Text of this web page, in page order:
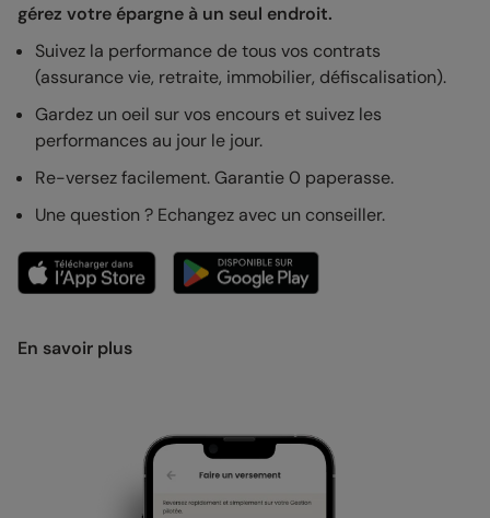
gérez votre épargne à un seul endroit.
Suivez la performance de tous vos contrats
(assurance vie, retraite, immobilier, défiscalisation).
Gardez un oeil sur vos encours et suivez les
performances au jour le jour.
Re-versez facilement. Garantie 0 paperasse.
Une question ? Echangez avec un conseiller.
En savoir plus